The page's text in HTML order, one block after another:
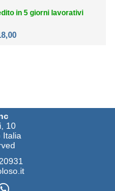
in 5 giorni lavorativi
10
Italia